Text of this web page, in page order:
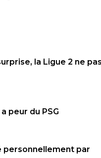
cette dame... On pourrait
aussi stupide si on n'avait
la place avec les Boyard,
de la bêtise qu'est
on dirait. En meme
merde n’est jamais très
la Ligue 2 ne
peur du PSG
personnellement par